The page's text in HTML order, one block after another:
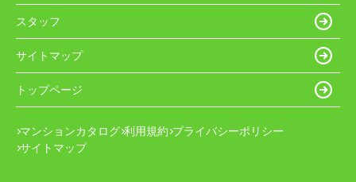
スタッフ
サイトマップ
トップページ
マンションカタログ 利用規約 プライバシーポリシー
サイトマップ